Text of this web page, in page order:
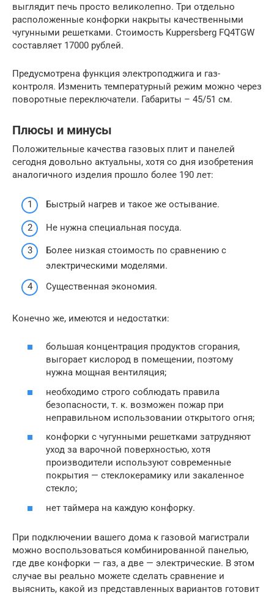
выглядит печь просто великолепно. Три отдельно
расположенные конфорки накрыты качественными
чугунными решетками. Стоимость Kuppersberg FQ4TGW
составляет 17000 рублей.
Предусмотрена функция электроподжига и газ-
контроля. Изменить температурный режим можно через
поворотные переключатели. Габариты – 45/51 см.
Плюсы и минусы
Положительные качества газовых плит и панелей
сегодня довольно актуальны, хотя со дня изобретения
аналогичного изделия прошло более 190 лет:
Быстрый нагрев и такое же остывание.
Не нужна специальная посуда.
Более низкая стоимость по сравнению с
электрическими моделями.
Существенная экономия.
Конечно же, имеются и недостатки:
большая концентрация продуктов сгорания,
выгорает кислород в помещении, поэтому
нужна мощная вентиляция;
необходимо строго соблюдать правила
безопасности, т. к. возможен пожар при
неправильном использовании открытого огня;
конфорки с чугунными решетками затрудняют
уход за варочной поверхностью, хотя
производители используют современные
покрытия — стеклокерамику или закаленное
стекло;
нет таймера на каждую конфорку.
При подключении вашего дома к газовой магистрали
можно воспользоваться комбинированной панелью,
где две конфорки — газ, а две — электрические. В этом
случае вы реально можете сделать сравнение и
выяснить, какой из представленных вариантов готовит